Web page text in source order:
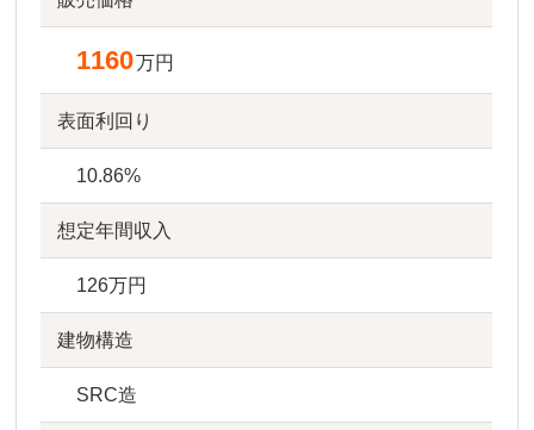
1160万円
表面利回り
10.86%
想定年間収入
126万円
建物構造
SRC造